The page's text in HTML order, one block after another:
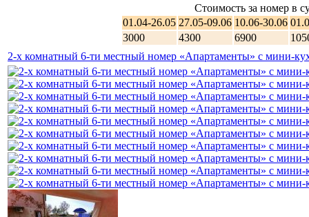
Стоимость за номер в
01.04-26.05 27.05-09.06 10.06-30.06
3000
4300 6900
2-х комнатный 6-ти местный номер «Апартаменты» с мини-